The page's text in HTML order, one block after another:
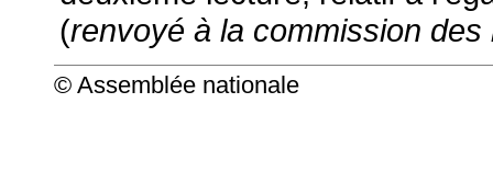
(renvoyé à la commission des
© Assemblée nationale